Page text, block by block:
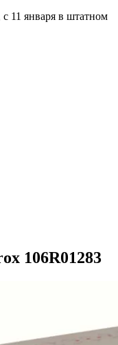
11 января в штатном
106R01283